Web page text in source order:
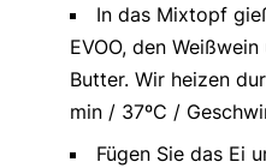
In das Mixtopf
EVOO, den
Butter. Wir heizen
min / 37ºC /
Fügen Sie das Ei